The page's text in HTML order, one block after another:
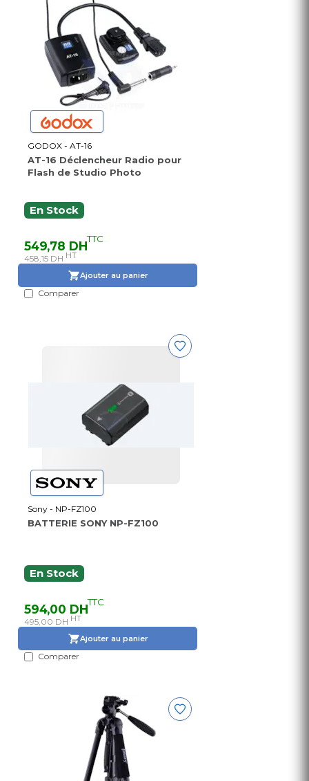
GODOX - AT-16
AT-16 Déclencheur Radio pour
Flash de Studio Photo
En Stock
549,78 DHTTC
458,15 DH HT
Ajouter au panier
Comparer
Sony - NP-FZ100
BATTERIE SONY NP-FZ100
En Stock
594,00 DHTTC
495,00 DH HT
Ajouter au panier
Comparer